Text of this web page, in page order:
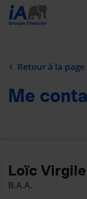
Retour à la
Me
Loïc
B.A.A.